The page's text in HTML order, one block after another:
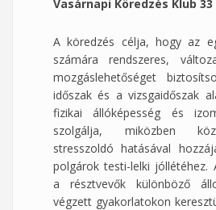
Vasárnapi Köredzés Klub 33
A köredzés célja, hogy az
számára rendszeres,
mozgáslehetőséget
időszak és a vizsgaidőszak
fizikai állóképesség és
szolgálja, miközben
stresszoldó hatásával
polgárok testi-lelki jóllétéhez.
a résztvevők különböző
végzett gyakorlatokon